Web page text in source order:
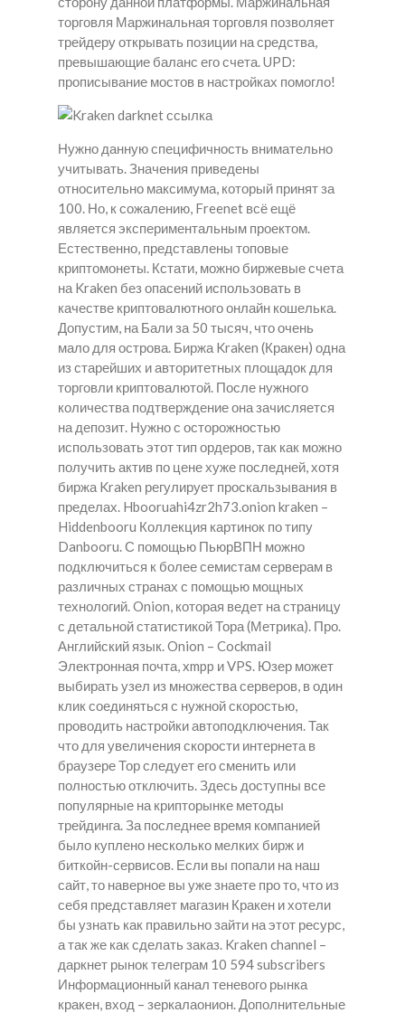
торговля Маржинальная торговля позволяет
трейдеру открывать позиции на средства,
превышающие баланс его счета. UPD:
прописывание мостов в настройках помогло!
Нужно данную специфичность внимательно
учитывать. Значения приведены
относительно максимума, который принят за
100. Но, к сожалению, Freenet всё ещё
является экспериментальным проектом.
Естественно, представлены топовые
криптомонеты. Кстати, можно биржевые счета
на Kraken без опасений использовать в
качестве криптовалютного онлайн кошелька.
Допустим, на Бали за 50 тысяч, что очень
мало для острова. Биржа Kraken (Кракен) одна
из старейших и авторитетных площадок для
торговли криптовалютой. После нужного
количества подтверждение она зачисляется
на депозит. Нужно с осторожностью
использовать этот тип ордеров, так как можно
получить актив по цене хуже последней, хотя
биржа Kraken регулирует проскальзывания в
пределах. Hbooruahi4zr2h73.onion kraken –
Hiddenbooru Коллекция картинок по типу
Danbooru. С помощью ПьюрВПН можно
подключиться к более семистам серверам в
различных странах с помощью мощных
технологий. Onion, которая ведет на страницу
с детальной статистикой Тора (Метрика). Про.
Английский язык. Onion – Cockmail
Электронная почта, xmpp и VPS. Юзер может
выбирать узел из множества серверов, в один
клик соединяться с нужной скоростью,
проводить настройки автоподключения. Так
что для увеличения скорости интернета в
браузере Тор следует его сменить или
полностью отключить. Здесь доступны все
популярные на крипторынке методы
трейдинга. За последнее время компанией
было куплено несколько мелких бирж и
биткойн-сервисов. Если вы попали на наш
сайт, то наверное вы уже знаете про то, что из
себя представляет магазин Кракен и хотели
бы узнать как правильно зайти на этот ресурс,
а так же как сделать заказ. Kraken channel –
даркнет рынок телеграм 10 594 subscribers
Информационный канал теневого рынка
кракен, вход – зеркалаонион. Дополнительные